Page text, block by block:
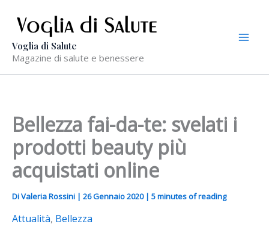
contenuto
Voglia di Salute
Magazine di salute e benessere
Bellezza fai-da-te: svelati i
prodotti beauty più
acquistati online
DiValeria Rossini | 26 Gennaio 2020 | 5 minutes of reading
Attualità, Bellezza